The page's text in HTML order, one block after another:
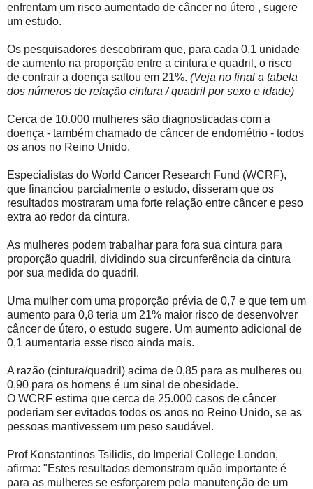
enfrentam um risco aumentado de câncer no útero , sugere
um estudo.
Os pesquisadores descobriram que, para cada 0,1 unidade
de aumento na proporção entre a cintura e quadril, o risco
de contrair a doença saltou em 21%. (Veja no final a tabela
dos números de relação cintura / quadril por sexo e idade)
Cerca de 10.000 mulheres são diagnosticadas com a
doença - também chamado de câncer de endométrio - todos
os anos no Reino Unido.
Especialistas do World Cancer Research Fund (WCRF),
que financiou parcialmente o estudo, disseram que os
resultados mostraram uma forte relação entre câncer e peso
extra ao redor da cintura.
As mulheres podem trabalhar para fora sua cintura para
proporção quadril, dividindo sua circunferência da cintura
por sua medida do quadril.
Uma mulher com uma proporção prévia de 0,7 e que tem um
aumento para 0,8 teria um 21% maior risco de desenvolver
câncer de útero, o estudo sugere. Um aumento adicional de
0,1 aumentaria esse risco ainda mais.
A razão (cintura/quadril) acima de 0,85 para as mulheres ou
0,90 para os homens é um sinal de obesidade.
O WCRF estima que cerca de 25.000 casos de câncer
poderiam ser evitados todos os anos no Reino Unido, se as
pessoas mantivessem um peso saudável.
Prof Konstantinos Tsilidis, do Imperial College London,
afirma: "Estes resultados demonstram quão importante é
para as mulheres se esforçarem pela manutenção de um